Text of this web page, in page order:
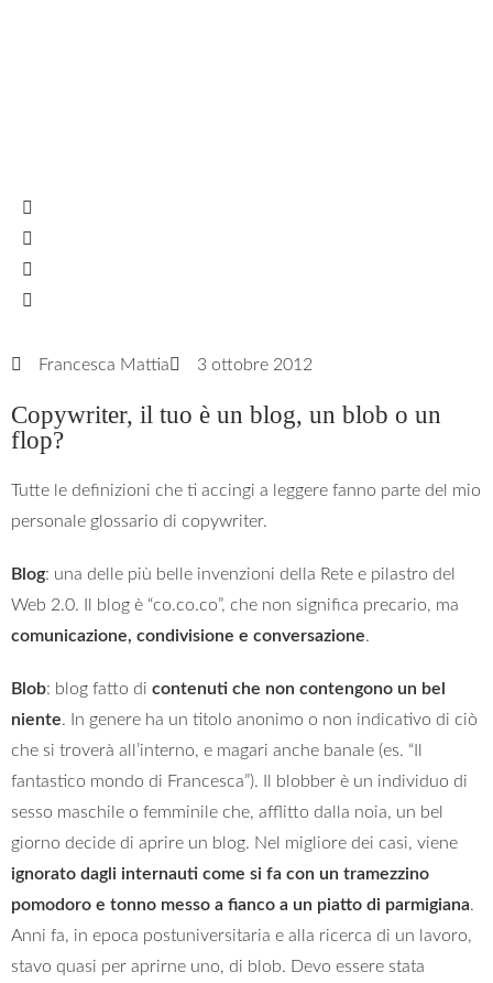
Francesca Mattia 3 ottobre 2012
Copywriter, il tuo è un blog, un blob o un
flop?
Tutte le definizioni che ti accingi a leggere fanno parte del mio
personale glossario di copywriter.
Blog: una delle più belle invenzioni della Rete e pilastro del
Web 2.0. Il blog è “co.co.co”, che non significa precario, ma
comunicazione, condivisione e conversazione.
Blob: blog fatto di contenuti che non contengono un bel
niente. In genere ha un titolo anonimo o non indicativo di ciò
che si troverà all’interno, e magari anche banale (es. “Il
fantastico mondo di Francesca”). Il blobber è un individuo di
sesso maschile o femminile che, afflitto dalla noia, un bel
giorno decide di aprire un blog. Nel migliore dei casi, viene
ignorato dagli internauti come si fa con un tramezzino
pomodoro e tonno messo a fianco a un piatto di parmigiana.
Anni fa, in epoca postuniversitaria e alla ricerca di un lavoro,
stavo quasi per aprirne uno, di blob. Devo essere stata